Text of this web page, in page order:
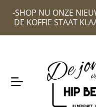
-SHOP NU ONZE
DE KOFFIE STAAT